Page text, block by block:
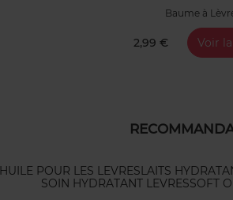
Baume à
2,99 € Voir
HUILE POUR LES LEVRESLAITS
SOIN HYDRATANT LEVRESSOFT